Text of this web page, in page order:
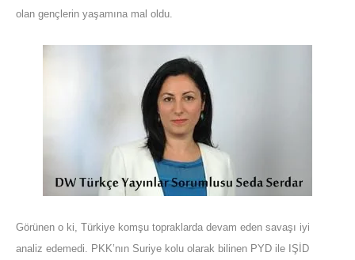
olan gençlerin yaşamına mal oldu.
Görünen o ki, Türkiye komşu topraklarda devam eden savaşı iyi
analiz edemedi. PKK’nın Suriye kolu olarak bilinen PYD ile IŞİD